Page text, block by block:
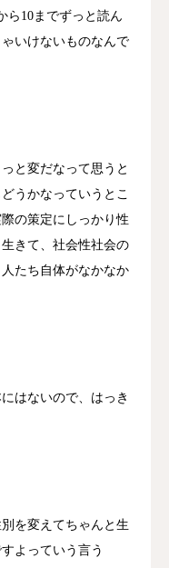
ら10までずっと読ん
いけないものなんで
と変だなって思うと
うかなっていうとこ
の策定にしっかり性
きて、社会性社会の
たち自体がなかなか
はないので、はっき
を変えてちゃんと生
よっていう言う